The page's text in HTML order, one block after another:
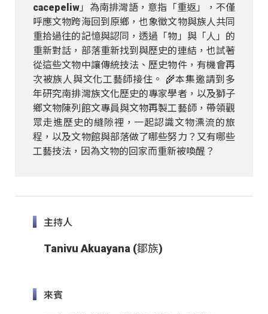
cacepeliw」為南排灣語，意指「重返」，不僅
呼應文物跨海回到原鄉，也象徵文物與族人共同
重拾過往的記憶與認同，透過「物」與「人」的
重新對話，部落重新找到與歷史的連結，也試著
從這些文物中讓傳統技法、歷史物件，有機會再
次被族人與文化工藝師接住。 🌾本集邀請到多
年研究南排灣族文化歷史的專家學者，以及獅子
鄉文物陳列館文專員與文物再製工藝師，帶領觀
眾走進歷史的縫隙裡，一起認識文物漂流的旅
程，以及文物館與部落做了哪些努力？又有哪些
工藝技法，因為文物的回家而重新被喚醒？
主持人
Tanivu Akuayana (鄒族)
來賓